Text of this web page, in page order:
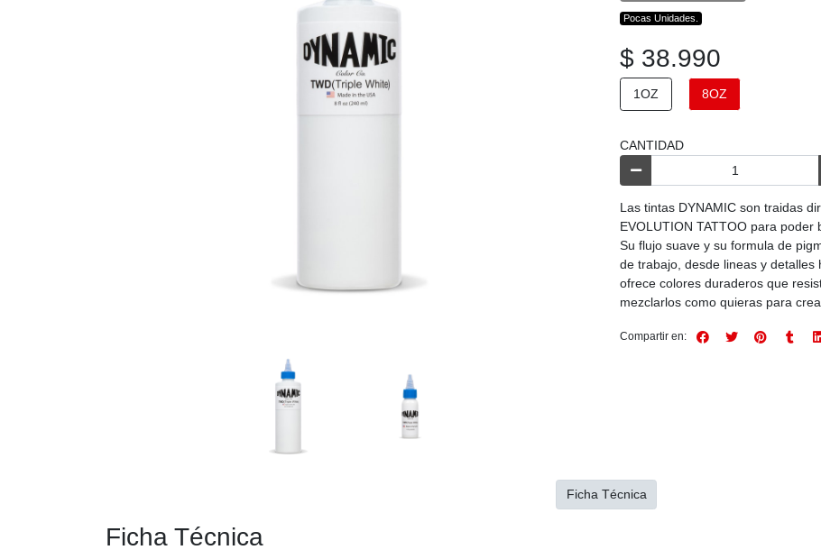
Pocas Unidades.
$ 38.990
1OZ 8OZ
CANTIDAD
Las tintas DYNAMIC son traidas
EVOLUTION TATTOO para
Su flujo suave y su formula de
de trabajo, desde lineas y detalles
ofrece colores duraderos que
mezclarlos como quieras para
Compartir en:
Ficha Técnica
Ficha Técnica